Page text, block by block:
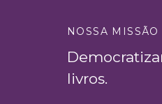
NOSSA MISSÃO
livros.